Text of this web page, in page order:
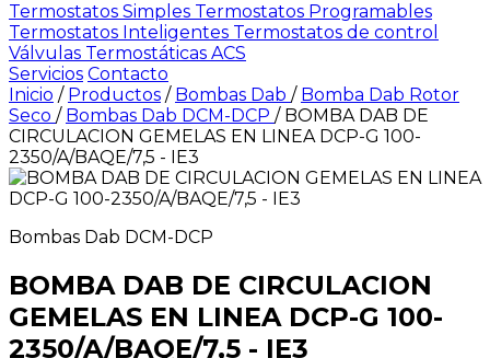
Termostatos Simples Termostatos Programables
Termostatos Inteligentes Termostatos de control
Válvulas Termostáticas ACS
Servicios Contacto
Inicio / Productos / Bombas Dab / Bomba Dab Rotor
Seco / Bombas Dab DCM-DCP / BOMBA DAB DE
CIRCULACION GEMELAS EN LINEA DCP-G 100-
2350/A/BAQE/7,5 - IE3
Bombas Dab DCM-DCP
BOMBA DAB DE CIRCULACION
GEMELAS EN LINEA DCP-G 100-
2350/A/BAQE/7,5 - IE3